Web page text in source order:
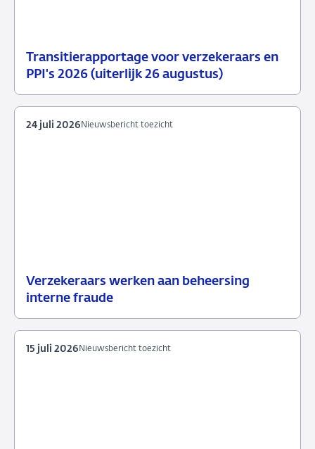
Transitierapportage voor verzekeraars en
PPI's 2026 (uiterlijk 26 augustus)
29
Nieuwsbericht
Verzekeraars werken aan beheersing
interne fraude
24
Nieuwsbericht
Nieuwsbericht toezicht
24 juli 2026
Nieuwsbericht toezicht
15 juli 2026